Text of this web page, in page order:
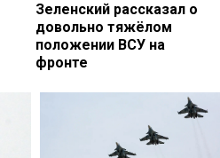
Зеленский рассказал о
довольно тяжёлом
положении ВСУ на
фронте